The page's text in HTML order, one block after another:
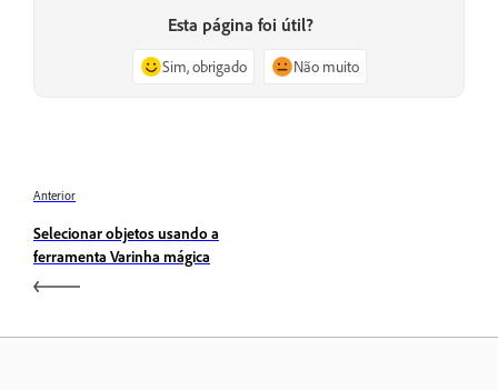
Esta página foi útil?
Sim, obrigado Não muito
Anterior
Selecionar objetos usando a
ferramenta Varinha mágica